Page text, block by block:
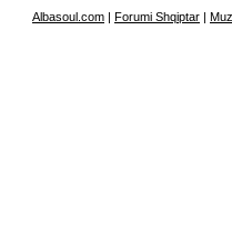
Albasoul.com | Forumi Shqiptar |